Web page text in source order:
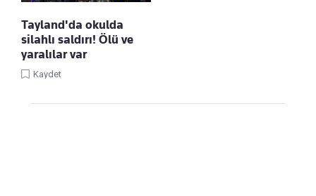
Tayland'da okulda
silahlı saldırı! Ölü ve
yaralılar var
Kaydet